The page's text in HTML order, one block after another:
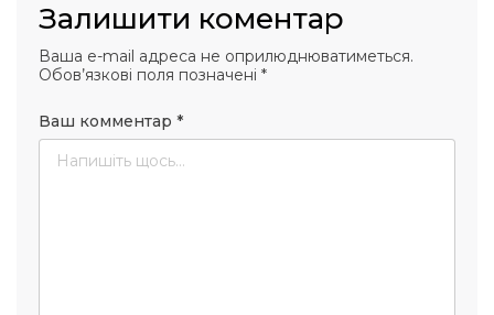
Залишити коментар
Ваша e-mail адреса не оприлюднюватиметься.
Обов’язкові поля позначені *
Ваш комментар *